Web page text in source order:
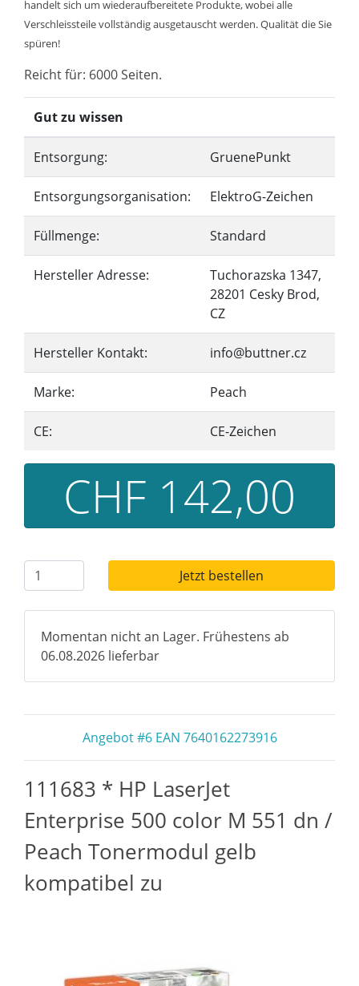
handelt sich um wiederaufbereitete Produkte, wobei alle
Verschleissteile vollständig ausgetauscht werden. Qualität die Sie
spüren!
Reicht für: 6000 Seiten.
Gut zu wissen
Entsorgung: GruenePunkt
Entsorgungsorganisation: ElektroG-Zeichen
Füllmenge: Standard
Hersteller Adresse:
Tuchorazska 1347,
28201 Cesky Brod,
CZ
Hersteller Kontakt: info@buttner.cz
Marke: Peach
CE: CE-Zeichen
CHF 142,00
Jetzt bestellen
Momentan nicht an Lager. Frühestens ab
06.08.2026 lieferbar
Angebot #6 EAN 7640162273916
111683 * HP LaserJet
Enterprise 500 color M 551 dn /
Peach Tonermodul gelb
kompatibel zu